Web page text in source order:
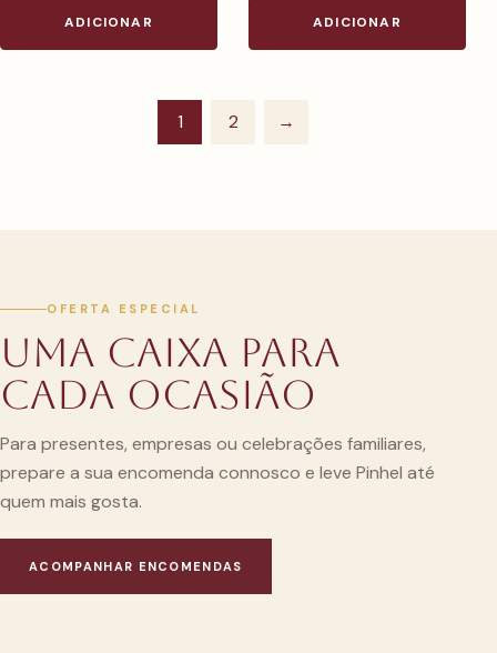
ADICIONAR ADICIONAR
1 2 →
OFERTA ESPECIAL
Uma caixa para
cada ocasião
Para presentes, empresas ou celebrações familiares,
prepare a sua encomenda connosco e leve Pinhel até
quem mais gosta.
ACOMPANHAR ENCOMENDAS